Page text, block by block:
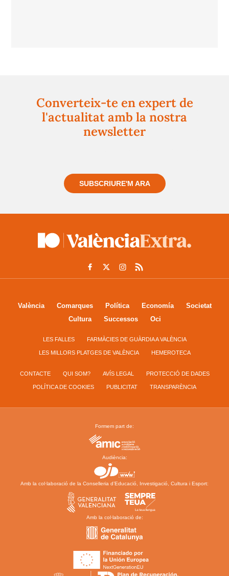
Converteix-te en expert de
l'actualitat amb la nostra
newsletter
SUBSCRIURE'M ARA
València Comarques Política Economía
Societat
Cultura
Successos Oci
LES FALLES FARMÀCIES DE GUÀRDIA A VALÈNCIA
LES MILLORS PLATGES DE VALÈNCIA HEMEROTECA
CONTACTE QUI SOM? AVÍS LEGAL PROTECCIÓ DE DADES
POLÍTICA DE COOKIES PUBLICITAT TRANSPARÈNCIA
Formem part de:
Audiència:
Amb la col·laboració de la Conselleria d’Educació, Investigació, Cultura i Esport:
Amb la col·laboració de: